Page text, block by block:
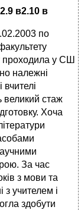
в2.10 в
по
проходила у СШ
належні
великий стаж
Хоча
За час
з мови та
з учителем і
здобути